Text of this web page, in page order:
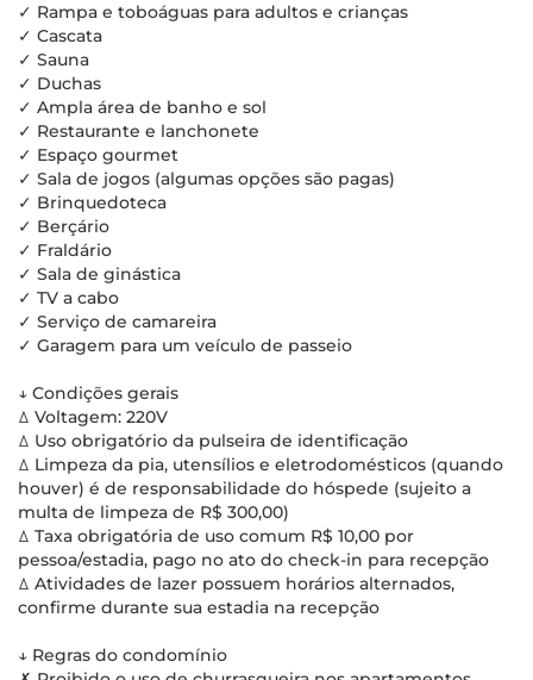
✓ Rampa e toboáguas para adultos e crianças
✓ Cascata
✓ Sauna
✓ Duchas
✓ Ampla área de banho e sol
✓ Restaurante e lanchonete
✓ Espaço gourmet
✓ Sala de jogos (algumas opções são pagas)
✓ Brinquedoteca
✓ Berçário
✓ Fraldário
✓ Sala de ginástica
✓ TV a cabo
✓ Serviço de camareira
✓ Garagem para um veículo de passeio
↓ Condições gerais
ꕔ Voltagem: 220V
ꕔ Uso obrigatório da pulseira de identificação
ꕔ Limpeza da pia, utensílios e eletrodomésticos (quando
houver) é de responsabilidade do hóspede (sujeito a
multa de limpeza de R$ 300,00)
ꕔ Taxa obrigatória de uso comum R$ 10,00 por
pessoa/estadia, pago no ato do check-in para recepção
ꕔ Atividades de lazer possuem horários alternados,
confirme durante sua estadia na recepção
↓ Regras do condomínio